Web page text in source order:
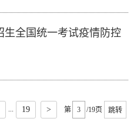
生全国统一考试疫情防控
19 > 第 /19页 跳转